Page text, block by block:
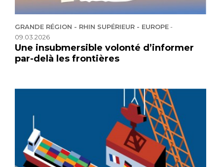
GRANDE RÉGION - RHIN SUPÉRIEUR - EUROPE-
09.03.2026
Une insubmersible volonté d’informer
par-delà les frontières